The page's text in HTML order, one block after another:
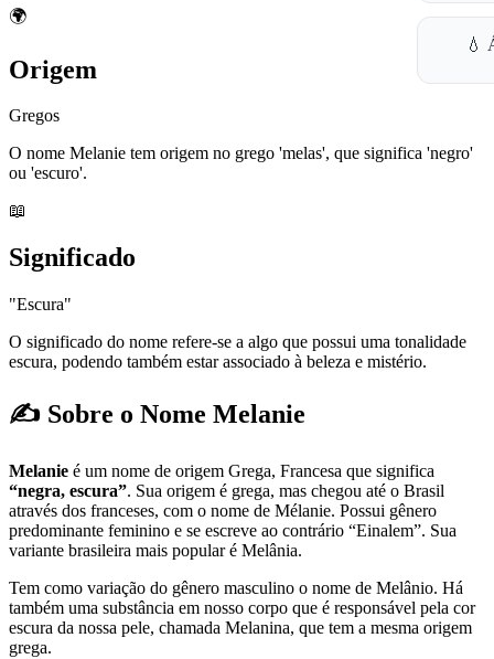
💧
🌍
Origem
Gregos
O nome Melanie tem origem no grego 'melas', que significa 'negro'
ou 'escuro'.
📖
Significado
"Escura"
O significado do nome refere-se a algo que possui uma tonalidade
escura, podendo também estar associado à beleza e mistério.
✍️ Sobre o Nome Melanie
Melanie é um nome de origem Grega, Francesa que significa
“negra, escura”. Sua origem é grega, mas chegou até o Brasil
através dos franceses, com o nome de Mélanie. Possui gênero
predominante feminino e se escreve ao contrário “Einalem”. Sua
variante brasileira mais popular é Melânia.
Tem como variação do gênero masculino o nome de Melânio. Há
também uma substância em nosso corpo que é responsável pela cor
escura da nossa pele, chamada Melanina, que tem a mesma origem
grega.